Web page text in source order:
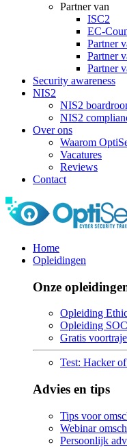
Partner van
ISC2
EC-
Partner
Partner
Partner
Security awareness
NIS2
NIS2
NIS2
Over ons
Waarom
Vacatures
Reviews
Contact
Home
Opleidingen
Onze
Opleiding
Opleiding
Gratis
Test: Hacker
Advies en tips
Tips voor
Webinar
Persoonlijk